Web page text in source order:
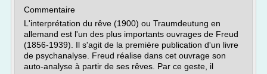
Commentaire
L'interprétation du rêve (1900) ou Traumdeutung en
allemand est l'un des plus importants ouvrages de Freud
(1856-1939). Il s'agit de la première publication d'un livre
de psychanalyse. Freud réalise dans cet ouvrage son
auto-analyse à partir de ses rêves. Par ce geste, il